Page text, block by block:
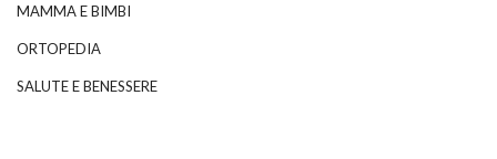
MAMMA E BIMBI
ORTOPEDIA
SALUTE E BENESSERE